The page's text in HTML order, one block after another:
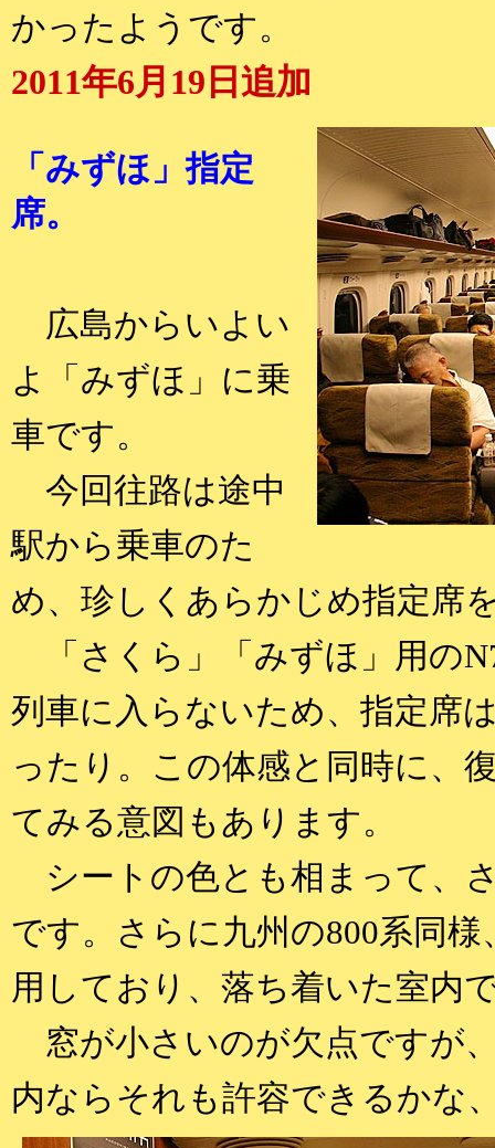
かったようです。
2011年6月19日追加
「みずほ」指定
席。
広島からいよい
よ「みずほ」に乗
車です。
今回往路は途中
駅から乗車のた
め、珍しくあらかじめ指定席
「さくら」「みずほ」用の
列車に入らないため、指定席
ったり。この体感と同時に、
てみる意図もあります。
シートの色とも相まって、
です。さらに九州の800系同
用しており、落ち着いた室内
窓が小さいのが欠点ですが
内ならそれも許容できるかな